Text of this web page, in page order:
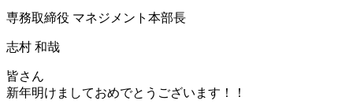
専務取締役 マネジメント本部長
志村 和哉
皆さん
新年明けましておめでとうございます！！